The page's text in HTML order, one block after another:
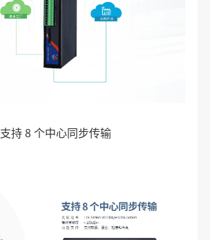
支持 8 个中心同步传输